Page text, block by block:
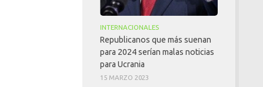
INTERNACIONALES
Republicanos que más suenan
para 2024 serían malas noticias
para Ucrania
15 MARZO 2023